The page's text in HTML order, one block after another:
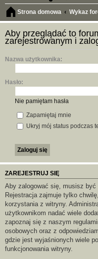
Strona domowa
Wykaz
Aby przeglądać to
zarejestrowanym i
Nazwa użytkownika:
Hasło:
Nie pamiętam hasła
Zapamiętaj mnie
Ukryj mój status podczas
ZAREJESTRUJ SIĘ
Aby zalogować się, musisz być
Rejestracja zajmuje tylko
korzystania z witryny.
użytkownikom nadać wiele
zapoznaj się z naszym
osobowych oraz z
gdzie jest wyjaśnionych wiele
funkcjonowania witryny.